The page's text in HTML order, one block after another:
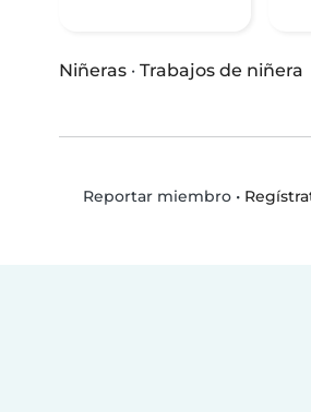
Niñeras · Trabajos de niñera
Reportar miembro•